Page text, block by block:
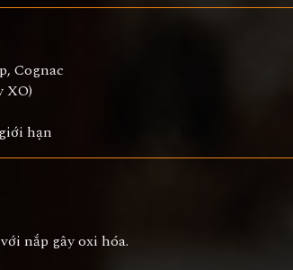
Cognac
XO)
hạn
nắp gây oxi hóa.